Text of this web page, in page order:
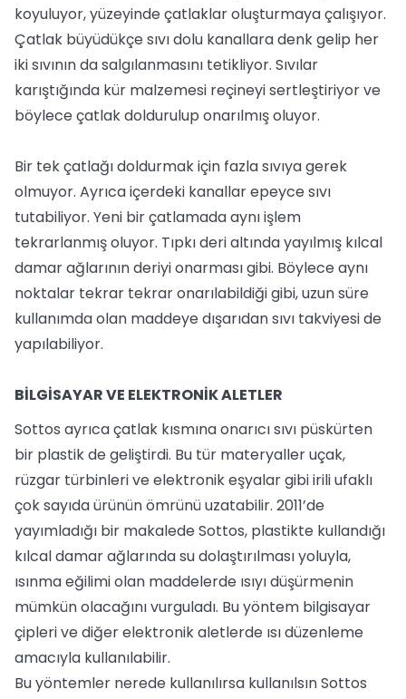
koyuluyor, yüzeyinde çatlaklar oluşturmaya çalışıyor.
Çatlak büyüdükçe sıvı dolu kanallara denk gelip her
iki sıvının da salgılanmasını tetikliyor. Sıvılar
karıştığında kür malzemesi reçineyi sertleştiriyor ve
böylece çatlak doldurulup onarılmış oluyor.
Bir tek çatlağı doldurmak için fazla sıvıya gerek
olmuyor. Ayrıca içerdeki kanallar epeyce sıvı
tutabiliyor. Yeni bir çatlamada aynı işlem
tekrarlanmış oluyor. Tıpkı deri altında yayılmış kılcal
damar ağlarının deriyi onarması gibi. Böylece aynı
noktalar tekrar tekrar onarılabildiği gibi, uzun süre
kullanımda olan maddeye dışarıdan sıvı takviyesi de
yapılabiliyor.
BİLGİSAYAR VE ELEKTRONİK ALETLER
Sottos ayrıca çatlak kısmına onarıcı sıvı püskürten
bir plastik de geliştirdi. Bu tür materyaller uçak,
rüzgar türbinleri ve elektronik eşyalar gibi irili ufaklı
çok sayıda ürünün ömrünü uzatabilir. 2011’de
yayımladığı bir makalede Sottos, plastikte kullandığı
kılcal damar ağlarında su dolaştırılması yoluyla,
ısınma eğilimi olan maddelerde ısıyı düşürmenin
mümkün olacağını vurguladı. Bu yöntem bilgisayar
çipleri ve diğer elektronik aletlerde ısı düzenleme
amacıyla kullanılabilir.
Bu yöntemler nerede kullanılırsa kullanılsın Sottos